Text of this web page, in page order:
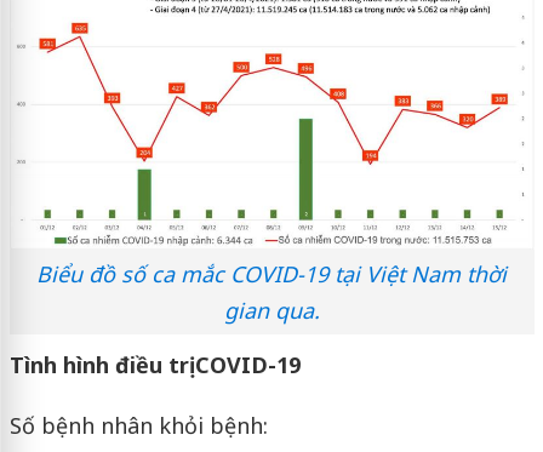
Biểu đồ số ca mắc COVID-19 tại Việt Nam thời
gian qua.
Tình hình điều trị COVID-19
Số bệnh nhân khỏi bệnh: